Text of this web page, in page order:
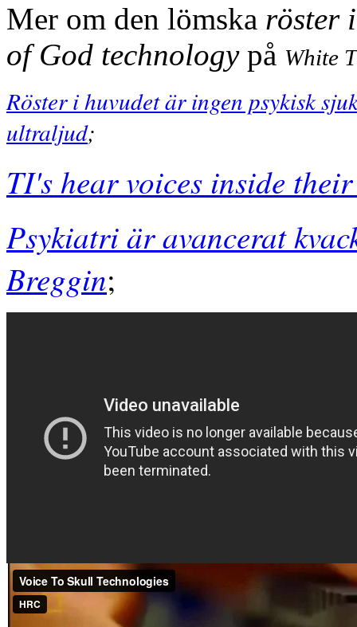
Mer om den lömska röster
of God technologypå White
Röster i huvudet är ingen psykisk
ultraljud;
TI's hear voices inside
Psykiatri är avancerat
Breggin;